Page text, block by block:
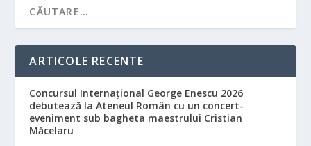
ARTICOLE RECENTE
Concursul Internațional George Enescu 2026
debutează la Ateneul Român cu un concert-
eveniment sub bagheta maestrului Cristian
Măcelaru